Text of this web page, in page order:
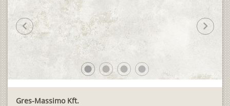
Gres-Massimo Kft.
lens lens lens lens
chevron_left chevron_right